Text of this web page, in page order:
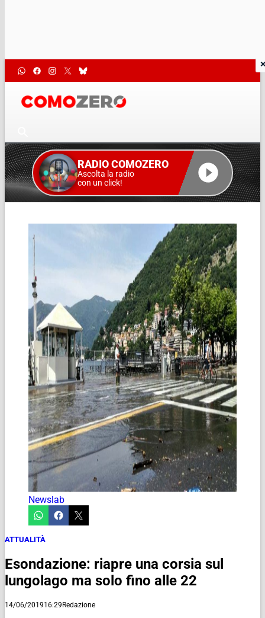
RADIO COMOZERO
Ascolta la radio
con un click!
Newslab
ATTUALITÀ
Esondazione: riapre una corsia sul
lungolago ma solo fino alle 22
14/06/201916:29Redazione